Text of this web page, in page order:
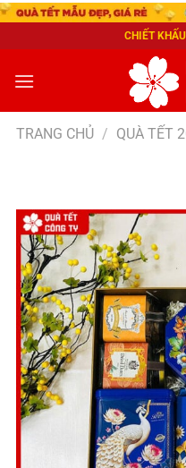
CHIẾT
TRANG CHỦ / QUÀ TẾT